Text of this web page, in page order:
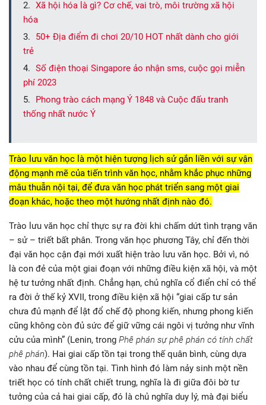
Xã hội hóa là gì? Cơ chế, vai trò, môi trường xã hội
hóa
50+ Địa điểm đi chơi 20/10 HOT nhất dành cho giới
trẻ
Số điện thoại Singapore ảo nhận sms, cuộc gọi miễn
phí 2023
Phong trào cách mạng Ý 1848 và Cuộc đấu tranh
thống nhất nước Ý
Trào lưu văn học là một hiện tượng lịch sử gắn liền với sự vận
động mạnh mẽ của tiến trình văn học, nhằm khắc phục những
mâu thuẫn nội tại, để đưa văn học phát triển sang một giai
đoạn khác, hoặc theo một hướng nhất định nào đó.
Trào lưu văn học chỉ thực sự ra đời khi chấm dứt tình trạng văn
– sử – triết bất phân. Trong văn học phương Tây, chỉ đến thời
đại văn học cận đại mới xuất hiện trào lưu văn học. Bởi vì, nó
là con đẻ của một giai đoạn với những điều kiện xã hội, và một
hệ tư tưởng nhất định. Chẳng hạn, chủ nghĩa cổ điển chỉ có thể
ra đời ở thế kỷ XVII, trong điều kiện xã hội “giai cấp tư sản
chưa đủ mạnh để lật đổ chế độ phong kiến, nhưng phong kiến
cũng không còn đủ sức để giữ vững cái ngôi vị tưởng như vĩnh
cửu của mình” (Lenin, trong Phê phán sự phê phán có tính chất
phê phán). Hai giai cấp tồn tại trong thế quân bình, cùng dựa
vào nhau để cùng tồn tại. Tình hình đó làm nảy sinh một nền
triết học có tính chất chiết trung, nghĩa là đi giữa đôi bờ tư
tưởng của cả hai giai cấp, đó là chủ nghĩa duy lý, mà đại biểu